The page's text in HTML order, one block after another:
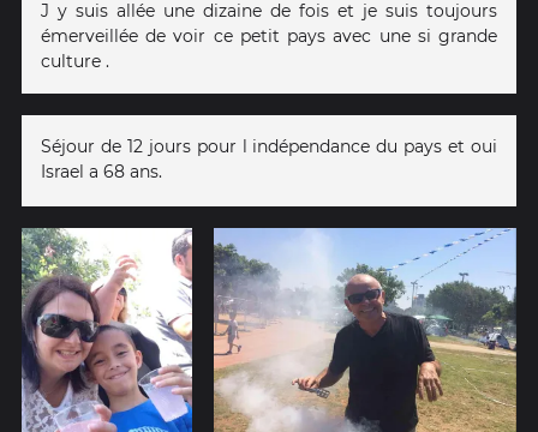
J y suis allée une dizaine de fois et je suis toujours
émerveillée de voir ce petit pays avec une si grande
culture .
Séjour de 12 jours pour l indépendance du pays et oui
Israel a 68 ans.